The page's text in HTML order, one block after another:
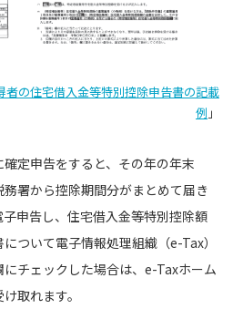
者の住宅借入金等特別控除申告書の記載
例 」
定申告をすると、その年の年末
務署から控除期間分がまとめて届き
申告し、住宅借入金等特別控除額
ついて電子情報処理組織（e-Tax）
チェックした場合は、e-Taxホーム
取れます。